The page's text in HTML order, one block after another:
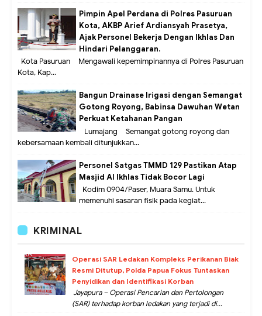
Pimpin Apel Perdana di Polres Pasuruan
Kota, AKBP Arief Ardiansyah Prasetya,
Ajak Personel Bekerja Dengan Ikhlas Dan
Hindari Pelanggaran.
Kota Pasuruan – Mengawali kepemimpinannya di Polres Pasuruan
Kota, Kap...
Bangun Drainase Irigasi dengan Semangat
Gotong Royong, Babinsa Dawuhan Wetan
Perkuat Ketahanan Pangan
Lumajang – Semangat gotong royong dan
kebersamaan kembali ditunjukkan...
Personel Satgas TMMD 129 Pastikan Atap
Masjid Al Ikhlas Tidak Bocor Lagi
Kodim 0904/Paser, Muara Samu. Untuk
memenuhi sasaran fisik pada kegiat...
KRIMINAL
Operasi SAR Ledakan Kompleks Perikanan Biak
Resmi Ditutup, Polda Papua Fokus Tuntaskan
Penyidikan dan Identifikasi Korban
Jayapura – Operasi Pencarian dan Pertolongan
(SAR) terhadap korban ledakan yang terjadi di...